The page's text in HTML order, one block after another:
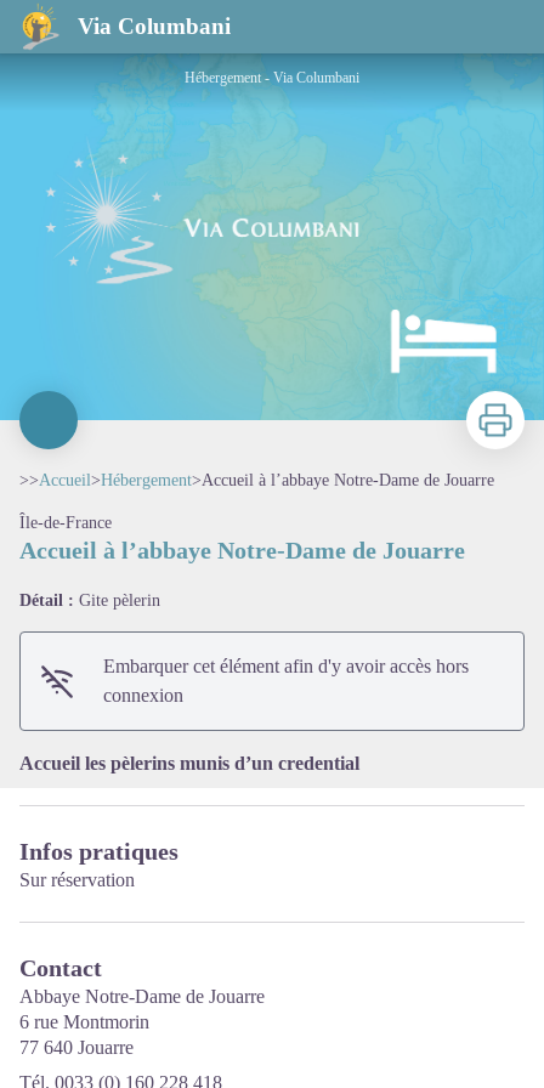
Via Columbani
Accueil à l’abbaye Notre-Dame de Jouarre
Hébergement - Via Columbani
Imprimer
>>Accueil>Hébergement>Accueil à l’abbaye Notre-Dame de Jouarre
Île-de-France
Accueil à l’abbaye Notre-Dame de Jouarre
Détail : Gite pèlerin
Embarquer cet élément afin d'y avoir accès hors
connexion
Accueil les pèlerins munis d’un credential
Infos pratiques
Sur réservation
Contact
Abbaye Notre-Dame de Jouarre
6 rue Montmorin
77 640 Jouarre
Tél. 0033 (0) 160 228 418